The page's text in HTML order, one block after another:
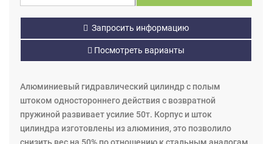
Запросить информацию
Посмотреть варианты
Алюминиевый гидравлический цилиндр с полым
штоком одностороннего действия с возвратной
пружиной развивает усилие 50т. Корпус и шток
цилиндра изготовлены из алюминия, это позволило
снизить вес на 50% по отношению к стальным аналогам.